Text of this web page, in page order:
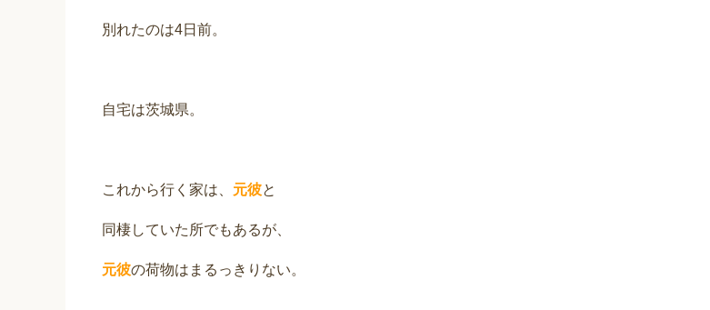
別れたのは4日前。
自宅は茨城県。
これから行く家は、 元彼と
同棲していた所でもあるが、
元彼の荷物はまるっきりない。